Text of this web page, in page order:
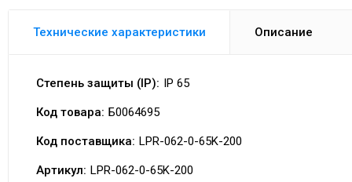
Технические характеристики Описание
Степень защиты (IP): IP 65
Код товара: Б0064695
Код поставщика: LPR-062-0-65K-200
Артикул: LPR-062-0-65K-200